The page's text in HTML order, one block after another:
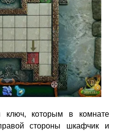
ключ, которым в комнате
стороны шкафчик и